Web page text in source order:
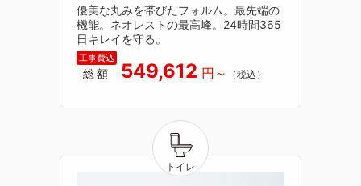
優美な丸みを帯びたフォルム。最先端の
機能。ネオレストの最高峰。24時間365
日キレイを守る。
総額 549,612